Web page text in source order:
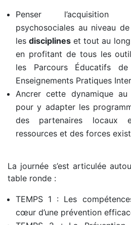
Penser l’acquisition
psychosociales au niveau
lesdisciplines et tout au
en profitant de tous les
les Parcours Éducatifs
Enseignements Pratiques
Ancrer cette dynamique
pour y adapter les
des partenaires
ressources et des forces
La journée s’est articulée
table ronde :
TEMPS 1 : Les
cœur d’une prévention